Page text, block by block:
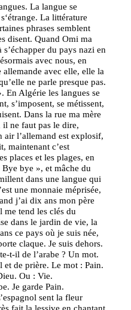
La langue se
La littérature
phrases semblent
disent. Quand Omi ma
du pays nazi en
avec nous, en
avec elle, elle la
ne parle presque pas.
En Algérie les langues se
s’imposent, se métissent,
Dans la rue ma mère
ne faut pas le dire,
air l’allemand est explosif,
maintenant c’est
places et les plages, en
bye », et mâche du
dans une langue qui
une monnaie méprisée,
j’ai dix ans mon père
me tend les clés du
dans le jardin de vie, la
ce pays où je suis née,
claque. Je suis dehors.
t-il de l’arabe ? Un mot.
et de prière. Le mot : Pain.
Ou : Vie.
Je garde Pain.
sent la fleur
fait la lessive en chantant